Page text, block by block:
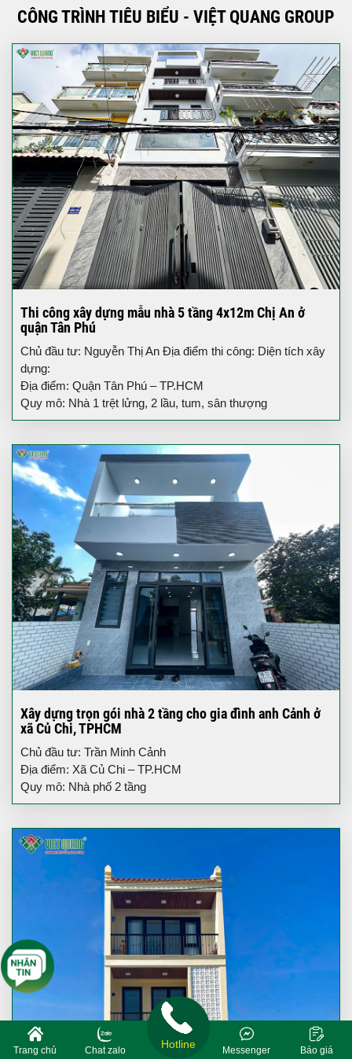
CÔNG TRÌNH TIÊU BIỂU - VIỆT QUANG GROUP
Thi công xây dựng mẫu nhà 5 tầng 4x12m Chị An ở
quận Tân Phú
Chủ đầu tư: Nguyễn Thị An Địa điểm thi công: Diện tích xây
dựng:
Địa điểm: Quận Tân Phú – TP.HCM
Quy mô: Nhà 1 trệt lửng, 2 lầu, tum, sân thượng
Xây dựng trọn gói nhà 2 tầng cho gia đình anh Cảnh ở
xã Củ Chi, TPHCM
Chủ đầu tư: Trần Minh Cảnh
Địa điểm: Xã Củ Chi – TP.HCM
Quy mô: Nhà phố 2 tầng
Trang chủ Chat zalo Báo giá
Messenger
Hotline